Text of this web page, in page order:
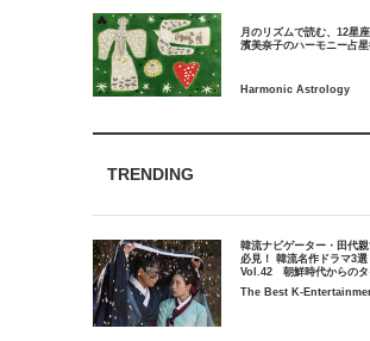
月のリズムで読む、12星
TRENDING
韓流ナビゲーター・田代
必見！ 韓流名作ドラマ3選
Vol.42 朝鮮時代からのタ
The Best K-